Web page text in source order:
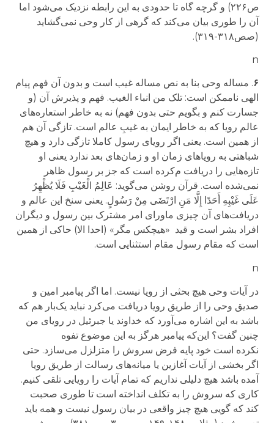
ص۲۲۶) و گرچه گاه تا حدودی به این رابطه نزدیک می‌شود اما
آن را طوری بیان می‌کند که گرهی از کار وحی نمی‌گشاید
(صص۳۱۸-۳۱۹).
n
۶. مساله وحی بنا به نص مساله غیب است و بدون آن فهم پیام
الهی ناممکن است: تلک من انباء الغیب. فهم و پذیرش آن (و
جسارت کنم و بگویم حتی بدون فهم) نه به خاطر استعاره‌های
عالم رویا که به خاطر ایمان به غیب عالم است. تازگی آن هم
از همین است. یعنی اگر رویای رسول کاملا تازگی دارد و هیچ
شباهتی به رویاهای زمان او و زمان‌های بعد ندارد یعنی او
تازه‌هایی را دریافت م‌کرده است که جز بر رسول ظاهر
نمی‌شده است. قرآن روشن می‌گوید: عَالِمُ الْغَیْبِ فَلَا یُظْهِرُ
عَلَى غَیْبِهِ أَحَدًا
إِلَّا مَنِ ارْتَضَى مِنْ رَسُولٍ. یعنی سنخ این عالم و
دریافت‌های آن چیزی ماورای امر مشترک بین رسول و دیگران
افراد بشر است و قید «هیچکس مگر» (احدا الا) حاکی از همین
است که مقام رسول مقام استثنایی است.
n
در آیات وحی هیچ بحثی از رویا نیست. اما اگر پیامبر امین و
صدیق وحی را از طریق رویا دریافت می‌کرد نباید یک‌بار هم که
باشد به این اشاره می‌آورد که خداوند یا جبرئیل در رویای من
چنین گفت؟ این‌که پیامبر هرگز به این موضوع تفوه
نکرده است خود پایه فرض سروش را متزلزل می‌سازد. حتی
اگر بخشی از آیات آغازین یا میانه‌های رسالت از طریق رویا
آمده باشد هیچ دلیلی نداریم که تمام آیات را رویایی تلقی کنیم.
کاری که سروش را به تکلف انداخته است تا طوری صحبت
کند که گویی هیچ چیز واقعی در بیان رسول نیست و همه باید